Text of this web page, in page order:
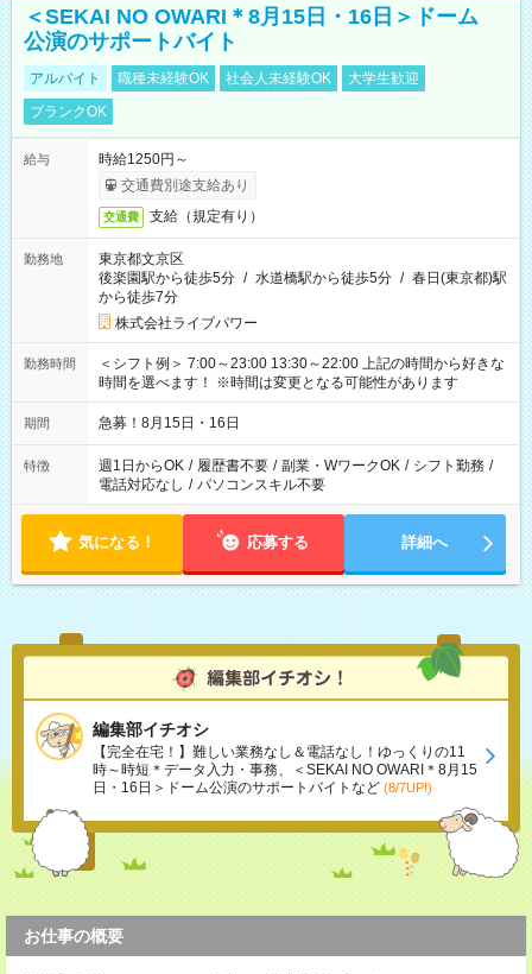
＜SEKAI NO OWARI＊8月15日・16日＞ドーム
公演のサポートバイト
アルバイト 職種未経験OK 社会人未経験OK
大学生歓迎
ブランクOK
給与
時給1250円～
交通費別途支給あり
交通費 支給（規定有り）
勤務地
東京都文京区
後楽園駅から徒歩5分 / 水道橋駅から徒歩5分 / 春日(東京都)駅
から徒歩7分
株式会社ライブパワー
勤務時間
＜シフト例＞ 7:00～23:00 13:30～22:00 上記の時間から好きな
時間を選べます！ ※時間は変更となる可能性があります
期間 急募！8月15日・16日
特徴 週1日からOK / 履歴書不要 / 副業・WワークOK / シフト勤務 /
電話対応なし / パソコンスキル不要
気になる！ 応募する 詳細へ
編集部イチオシ
【完全在宅！】難しい業務なし＆電話なし！ゆっくりの11
時～時短＊データ入力・事務、＜SEKAI NO OWARI＊8月15
日・16日＞ドーム公演のサポートバイトなど (8/7UP!)
お仕事の概要